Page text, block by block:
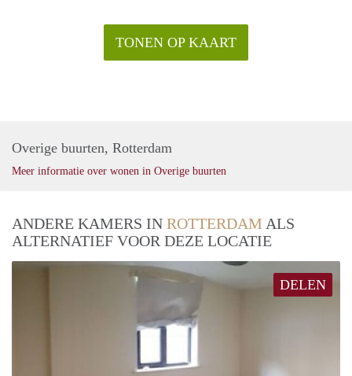
TONEN OP KAART
Overige buurten, Rotterdam
Meer informatie over wonen in Overige buurten
ANDERE KAMERS IN ROTTERDAM ALS
ALTERNATIEF VOOR DEZE LOCATIE
DELEN